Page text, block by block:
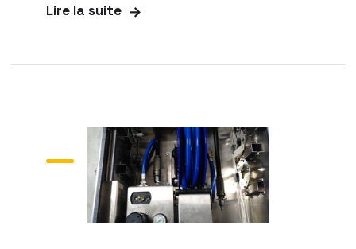
Lire la suite